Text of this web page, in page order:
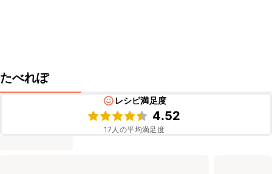
たべれぽ
レシピ満足度
4.52
17 人の平均満足度